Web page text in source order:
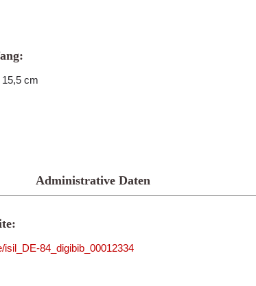
cm
Administrative Daten
isil_DE-84_digibib_00012334